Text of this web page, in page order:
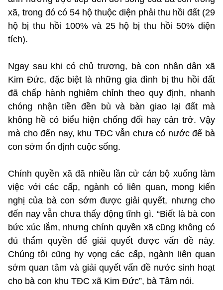
xã, trong đó có 54 hộ thuộc diện phải thu hồi đất (29
hộ bị thu hồi 100% và 25 hộ bị thu hồi 50% diện
tích).
Ngay sau khi có chủ trương, bà con nhân dân xã
Kim Đức, đặc biệt là những gia đình bị thu hồi đất
đã chấp hành nghiêm chỉnh theo quy định, nhanh
chóng nhận tiền đền bù và bàn giao lại đất mà
không hề có biểu hiện chống đối hay cản trở. Vậy
mà cho đến nay, khu TĐC vẫn chưa có nước để bà
con sớm ổn định cuộc sống.
Chính quyền xã đã nhiều lần cử cán bộ xuống làm
việc với các cấp, ngành có liên quan, mong kiến
nghị của bà con sớm được giải quyết, nhưng cho
đến nay vẫn chưa thấy động tĩnh gì. “Biết là bà con
bức xúc lắm, nhưng chính quyền xã cũng không có
đủ thẩm quyền để giải quyết được vấn đề này.
Chúng tôi cũng hy vọng các cấp, ngành liên quan
sớm quan tâm và giải quyết vấn đề nước sinh hoạt
cho bà con khu TĐC xã Kim Đức”, bà Tâm nói.